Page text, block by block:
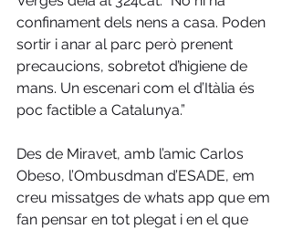
confinament dels nens a casa. Poden
sortir i anar al parc però prenent
precaucions, sobretot d’higiene de
mans. Un escenari com el d’Itàlia és
poc factible a Catalunya.”
Des de Miravet, amb l’amic Carlos
Obeso, l’Ombusdman d’ESADE, em
creu missatges de whats app que em
fan pensar en tot plegat i en el que